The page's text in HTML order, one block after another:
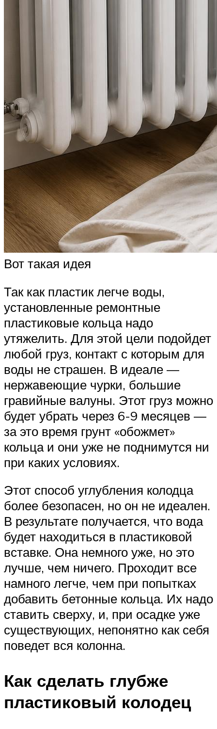
Вот такая идея
Так как пластик легче воды,
установленные ремонтные
пластиковые кольца надо
утяжелить. Для этой цели подойдет
любой груз, контакт с которым для
воды не страшен. В идеале —
нержавеющие чурки, большие
гравийные валуны. Этот груз можно
будет убрать через 6-9 месяцев —
за это время грунт «обожмет»
кольца и они уже не поднимутся ни
при каких условиях.
Этот способ углубления колодца
более безопасен, но он не идеален.
В результате получается, что вода
будет находиться в пластиковой
вставке. Она немного уже, но это
лучше, чем ничего. Проходит все
намного легче, чем при попытках
добавить бетонные кольца. Их надо
ставить сверху, и, при осадке уже
существующих, непонятно как себя
поведет вся колонна.
Как сделать глубже
пластиковый колодец